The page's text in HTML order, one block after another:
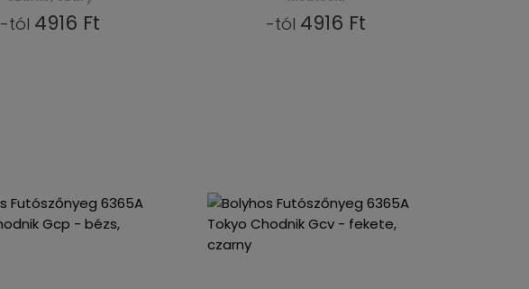
-tól 4916 Ft -tól 4916 Ft